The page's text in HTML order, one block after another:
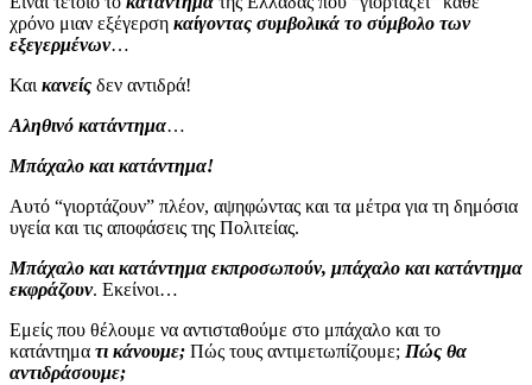
χρόνο μιαν εξέγερση καίγοντας συμβολικά το σύμβολο των
εξεγερμένων…
Και κανείς δεν αντιδρά!
Αληθινό κατάντημα…
Μπάχαλο και κατάντημα!
Αυτό “γιορτάζουν” πλέον, αψηφώντας και τα μέτρα για τη δημόσια
υγεία και τις αποφάσεις της Πολιτείας.
Μπάχαλο και κατάντημα εκπροσωπούν, μπάχαλο και κατάντημα
εκφράζουν. Εκείνοι…
Εμείς που θέλουμε να αντισταθούμε στο μπάχαλο και το
κατάντημα τι κάνουμε; Πώς τους αντιμετωπίζουμε; Πώς θα
αντιδράσουμε;